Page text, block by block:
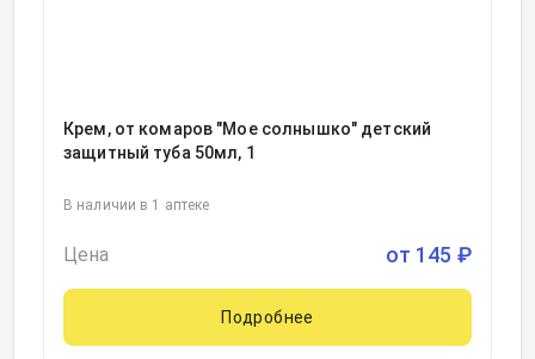
Крем, от комаров "Мое солнышко" детский
защитный туба 50мл, 1
В наличии в 1 аптеке
Цена от 145 ₽
Подробнее